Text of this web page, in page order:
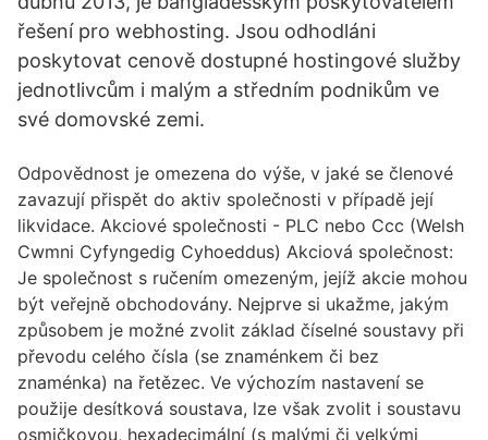
řešení pro webhosting. Jsou odhodláni
poskytovat cenově dostupné hostingové služby
jednotlivcům i malým a středním podnikům ve
své domovské zemi.
Odpovědnost je omezena do výše, v jaké se členové
zavazují přispět do aktiv společnosti v případě její
likvidace. Akciové společnosti - PLC nebo Ccc (Welsh
Cwmni Cyfyngedig Cyhoeddus) Akciová společnost:
Je společnost s ručením omezeným, jejíž akcie mohou
být veřejně obchodovány. Nejprve si ukažme, jakým
způsobem je možné zvolit základ číselné soustavy při
převodu celého čísla (se znaménkem či bez
znaménka) na řetězec. Ve výchozím nastavení se
použije desítková soustava, lze však zvolit i soustavu
osmičkovou, hexadecimální (s malými či velkými